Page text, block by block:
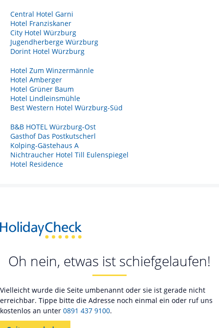
Central Hotel Garni
Hotel Franziskaner
City Hotel Würzburg
Jugendherberge Würzburg
Dorint Hotel Würzburg
Hotel Zum Winzermännle
Hotel Amberger
Hotel Grüner Baum
Hotel Lindleinsmühle
Best Western Hotel Würzburg-Süd
B&B HOTEL Würzburg-Ost
Gasthof Das Postkutscherl
Kolping-Gästehaus A
Nichtraucher Hotel Till Eulenspiegel
Hotel Residence
Oh nein, etwas ist schiefgelaufen!
Vielleicht wurde die Seite umbenannt oder sie ist gerade nicht
erreichbar. Tippe bitte die Adresse noch einmal ein oder ruf uns
kostenlos an unter 0891 437 9100.